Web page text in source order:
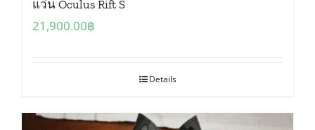
แว่น Oculus Rift S
21,900.00฿
Details